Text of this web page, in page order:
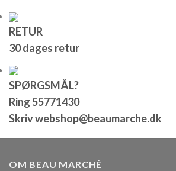
RETUR
30 dages retur
SPØRGSMÅL?
Ring 55771430
Skriv webshop@beaumarche.dk
OM BEAU MARCHÉ